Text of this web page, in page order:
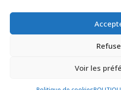
Voir les
Laisser un avis
© 2026 M Development–